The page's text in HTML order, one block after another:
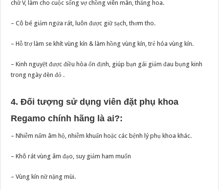
chữ V, làm cho cuộc sống vợ chồng viên mãn, thăng hoa.
– Cô bé giảm ngứa rát, luôn được giữ sạch, thơm tho.
– Hỗ trợ làm se khít vùng kín & làm hồng vùng kín, trẻ hóa vùng kín.
– Kinh nguyệt được điều hòa ổn định, giúp bạn gái giảm đau bụng kinh
trong ngày đèn đỏ .
4. Đối tượng sử dụng viên đặt phụ khoa
Regamo chính hãng là ai?:
– Nhiễm nấm âm hộ, nhiễm khuẩn hoặc các bệnh lý phụ khoa khác.
– Khô rát vùng âm đạo, suy giảm ham muốn
– Vùng kín nữ nặng mùi.